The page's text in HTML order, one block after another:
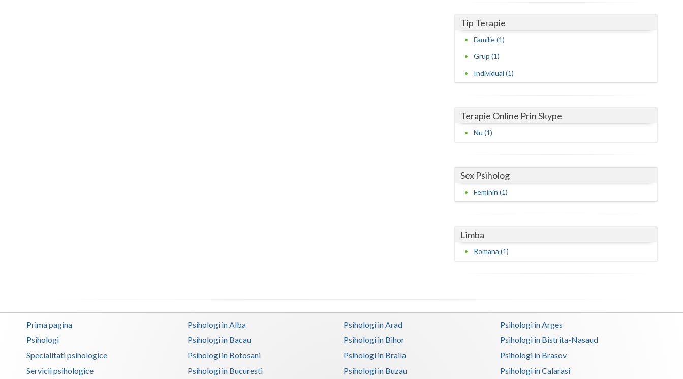
Olt
Satu-Mare
Vaslui
Vrancea
Tip Terapie
Familie (1)
Grup (1)
Individual (1)
Terapie Online Prin Skype
Nu (1)
Sex Psiholog
Feminin (1)
Limba
Romana (1)
Prima pagina
Psihologi
Specialitati psihologice
Servicii psihologice
Psihologi in Alba Psihologi in Arad
Psihologi in Arges
Psihologi in Bacau
Psihologi in Bihor
Psihologi in Bistrita-Nasaud
Psihologi in Botosani
Psihologi in Braila
Psihologi in Brasov
Psihologi in Bucuresti
Psihologi in Buzau Psihologi in Calarasi